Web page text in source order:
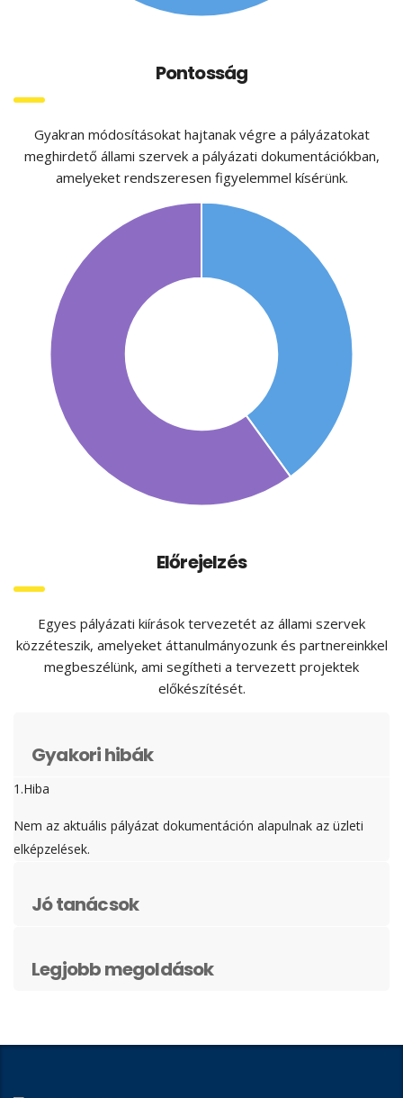
Pontosság
Gyakran módosításokat hajtanak végre a pályázatokat
meghirdető állami szervek a pályázati dokumentációkban,
amelyeket rendszeresen figyelemmel kísérünk.
Előrejelzés
Egyes pályázati kiírások tervezetét az állami szervek
közzéteszik, amelyeket áttanulmányozunk és partnereinkkel
megbeszélünk, ami segítheti a tervezett projektek
előkészítését.
Gyakori hibák
1.Hiba
Nem az aktuális pályázat dokumentáción alapulnak az üzleti
elképzelések.
Jó tanácsok
Legjobb megoldások